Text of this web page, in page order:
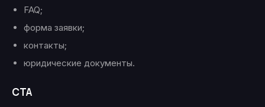
FAQ;
форма заявки;
контакты;
юридические документы.
CTA